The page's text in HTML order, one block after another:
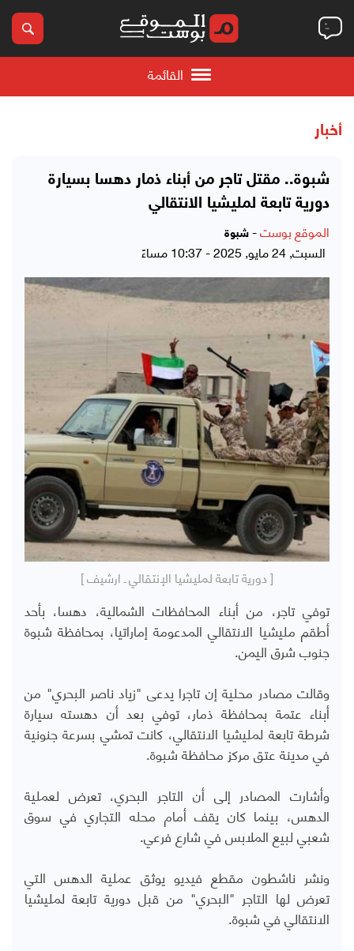
القائمة
أخبار
شبوة.. مقتل تاجر من أبناء ذمار دهسا بسيارة
دورية تابعة لمليشيا الانتقالي
الموقع بوست- شبوة
السبت, 24 مايو, 2025 - 10:37 مساءً
[ دورية تابعة لمليشيا الإنتقالي ـ ارشيف ]
توفي تاجر، من أبناء المحافظات الشمالية، دهسا، بأحد
أطقم مليشيا الانتقالي المدعومة إماراتيا، بمحافظة شبوة
جنوب شرق اليمن.
وقالت مصادر محلية إن تاجرا يدعى "زياد ناصر البحري" من
أبناء عتمة بمحافظة ذمار، توفي بعد أن دهسته سيارة
شرطة تابعة لمليشيا الانتقالي، كانت تمشي بسرعة جنونية
في مدينة عتق مركز محافظة شبوة.
وأشارت المصادر إلى أن التاجر البحري، تعرض لعملية
الدهس، بينما كان يقف أمام محله التجاري في سوق
شعبي لبيع الملابس في شارع فرعي.
ونشر ناشطون مقطع فيديو يوثق عملية الدهس التي
تعرض لها التاجر "البحري" من قبل دورية تابعة لمليشيا
الانتقالي في شبوة.